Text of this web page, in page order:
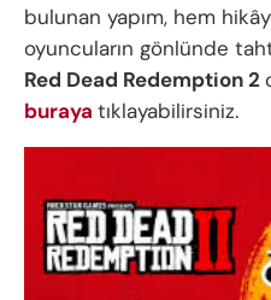
bulunan yapım, hem
oyuncuların gönlünde
Red Dead Redemption 2
buraya tıklayabilirsiniz.